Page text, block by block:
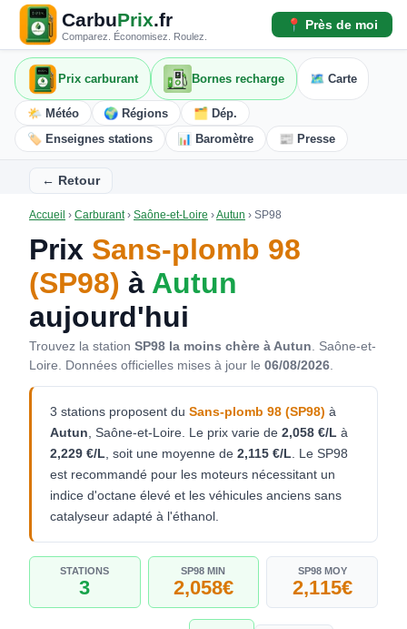
CarbuPrix.fr
Comparez. Économisez. Roulez.
📍 Près de moi
Prix carburant Bornes recharge 🗺️ Carte
🌤️ Météo 🌍 Régions
🗂️ Dép.
🏷️ Enseignes stations
📊 Baromètre 📰 Presse
← Retour
Accueil › Carburant› Saône-et-Loire ›Autun › SP98
Prix Sans-plomb 98
(SP98) à Autun
aujourd'hui
Trouvez la station SP98 la moins chère à Autun. Saône-et-
Loire. Données officielles mises à jour le 06/08/2026.
3 stations proposent du Sans-plomb 98 (SP98) à
Autun, Saône-et-Loire. Le prix varie de 2,058 €/L à
2,229 €/L, soit une moyenne de 2,115 €/L. Le SP98
est recommandé pour les moteurs nécessitant un
indice d'octane élevé et les véhicules anciens sans
catalyseur adapté à l'éthanol.
STATIONS
3
SP98 MIN
2,058€
SP98 MOY
2,115€